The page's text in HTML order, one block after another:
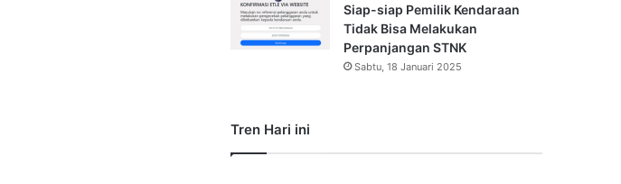
Siap-siap Pemilik Kendaraan
Tidak Bisa Melakukan
Perpanjangan STNK
Sabtu, 18 Januari 2025
Tren Hari ini